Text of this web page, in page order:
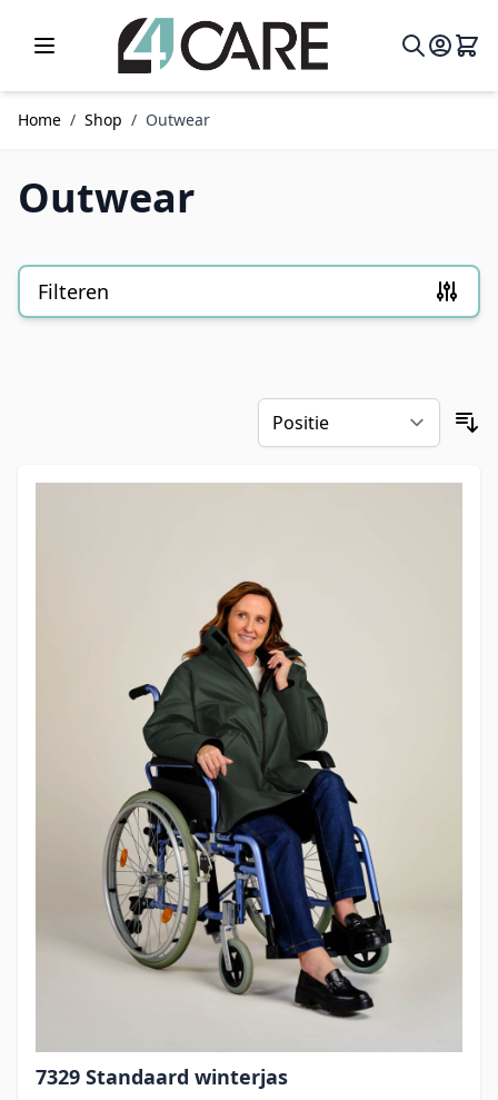
Ga naar de inhoud
Home / Shop / Outwear
Outwear
Filteren
7329 Standaard winterjas